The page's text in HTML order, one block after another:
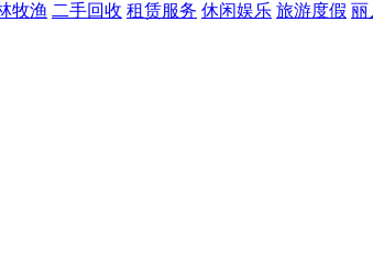
牧渔 二手回收 租赁服务 休闲娱乐 旅游度假 丽